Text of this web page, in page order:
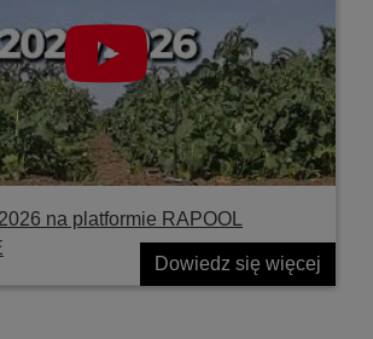
na platformie RAPOOL
Dowiedz się więcej